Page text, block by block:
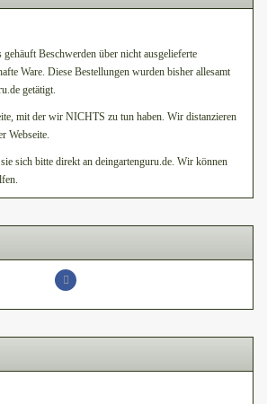
Beschwerden über nicht ausgelieferte
Ware. Diese Bestellungen wurden bisher allesamt
getätigt.
mit der wir NICHTS zu tun haben. Wir distanzieren
Webseite.
sich bitte direkt an deingartenguru.de. Wir können